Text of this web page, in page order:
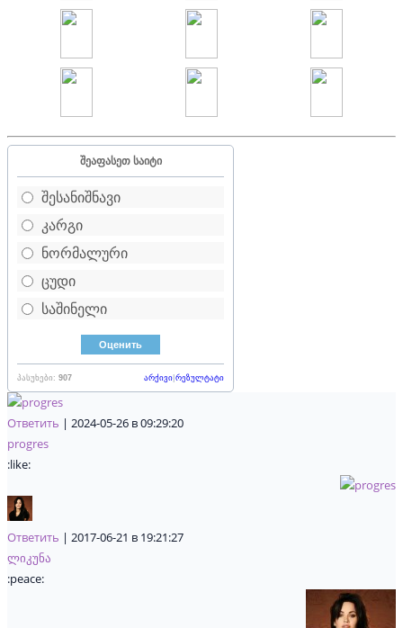
შეაფასეთ საიტი
შესანიშნავი
კარგი
ნორმალური
ცუდი
საშინელი
პასუხები: 907 რეზულტატი
არქივი